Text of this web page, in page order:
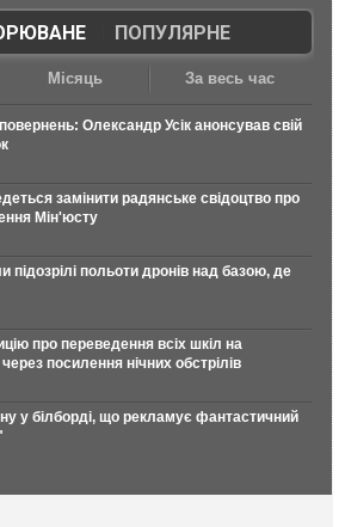
| ПОПУЛЯРНЕ
Місяць За весь час
Олександр Усік анонсував свій
замінити радянське свідоцтво про
Мін'юсту
підозрілі польоти дронів над базою, де
про переведення всіх шкіл на
посилення нічних обстрілів
у білборді, що рекламує фантастичний